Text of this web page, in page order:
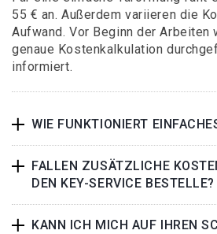
55 € an. Außerdem variieren die
Aufwand. Vor Beginn der Arbeiten
genaue Kostenkalkulation
informiert.
WIE FUNKTIONIERT
FALLEN ZUSÄTZLICHE
DEN KEY-SERVICE BESTELLE?
KANN ICH MICH AUF IHREN